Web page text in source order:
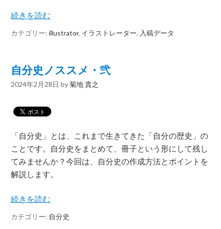
続きを読む
カテゴリー:illustrator, イラストレーター, 入稿データ
自分史ノススメ・弐
2024年2月28日 by菊地 貴之
「自分史」とは、これまで生きてきた「自分の歴史」の
ことです。自分史をまとめて、冊子という形にして残し
てみませんか？今回は、自分史の作成方法とポイントを
解説します。
続きを読む
カテゴリー: 自分史